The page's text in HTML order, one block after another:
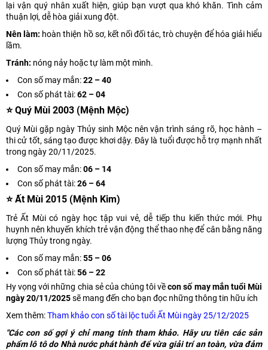
lại vận quý nhân xuất hiện, giúp bạn vượt qua khó khăn. Tình cảm
thuận lợi, dễ hòa giải xung đột.
Nên làm: hoàn thiện hồ sơ, kết nối đối tác, trò chuyện để hóa giải hiểu
lầm.
Tránh: nóng nảy hoặc tự làm một mình.
Con số may mắn:22 – 40
Con số phát tài:62 – 04
⭐ Quý Mùi 2003 (Mệnh Mộc)
Quý Mùi gặp ngày Thủy sinh Mộc nên vận trình sáng rõ, học hành –
thi cử tốt, sáng tạo được khơi dậy. Đây là tuổi được hỗ trợ mạnh nhất
trong ngày 20/11/2025.
Con số may mắn:06 – 14
Con số phát tài:26 – 64
⭐ Ất Mùi 2015 (Mệnh Kim)
Trẻ Ất Mùi có ngày học tập vui vẻ, dễ tiếp thu kiến thức mới. Phụ
huynh nên khuyến khích trẻ vận động thể thao nhẹ để cân bằng năng
lượng Thủy trong ngày.
Con số may mắn:55 – 06
Con số phát tài:56 – 22
Hy vọng với những chia sẻ của chúng tôi vềcon số may mắn tuổi Mùi
ngày 20/11/2025sẽ mang đến cho bạn đọc những thông tin hữu ích
Xem thêm:Tham khảo con số tài lộc tuổi Ất Mùi ngày 25/12/2025
"Các con số gợi ý chỉ mang tính tham khảo. Hãy ưu tiên các sản
phẩm lô tô do Nhà nước phát hành để vừa giải trí an toàn, vừa đảm